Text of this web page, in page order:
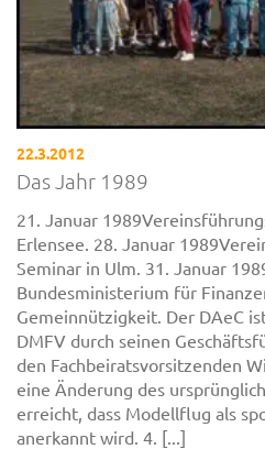
22.3.2012
Das Jahr 1989
21. Januar
Erlensee. 28. Januar
Seminar in Ulm. 31. Januar
Bundesministerium für
Gemeinnützigkeit. Der DAeC
DMFV durch seinen
den Fachbeiratsvorsitzenden
eine Änderung des
erreicht, dass Modellflug als
anerkannt wird. 4. [...]